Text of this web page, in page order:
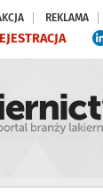
REKLAMA